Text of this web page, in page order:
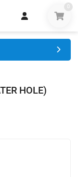
0
HOLE)